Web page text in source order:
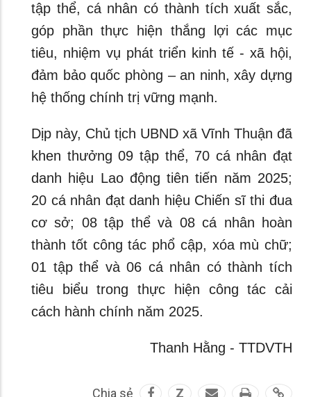
tập thể, cá nhân có thành tích xuất sắc,
góp phần thực hiện thắng lợi các mục
tiêu, nhiệm vụ phát triển kinh tế - xã hội,
đảm bảo quốc phòng – an ninh, xây dựng
hệ thống chính trị vững mạnh.
Dịp này, Chủ tịch UBND xã Vĩnh Thuận đã
khen thưởng 09 tập thể, 70 cá nhân đạt
danh hiệu Lao động tiên tiến năm 2025;
20 cá nhân đạt danh hiệu Chiến sĩ thi đua
cơ sở; 08 tập thể và 08 cá nhân hoàn
thành tốt công tác phổ cập, xóa mù chữ;
01 tập thể và 06 cá nhân có thành tích
tiêu biểu trong thực hiện công tác cải
cách hành chính năm 2025.
Thanh Hằng - TTDVTH
Chia sẻ Z